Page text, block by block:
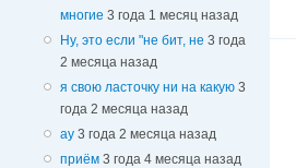
многие 3 года 1 месяц назад
Ну, это если "не бит, не 3 года
2 месяца назад
я свою ласточку ни на какую 3
года 2 месяца назад
ау 3 года 2 месяца назад
приём 3 года 4 месяца назад